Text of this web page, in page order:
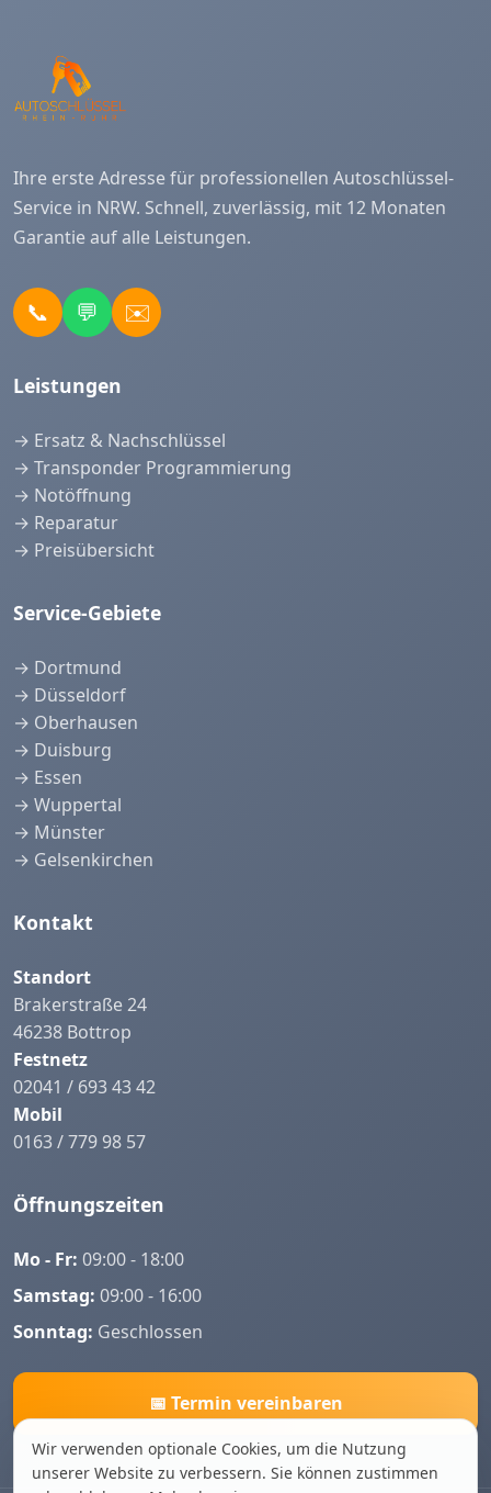
Ihre erste Adresse für professionellen Autoschlüssel-
Service in NRW. Schnell, zuverlässig, mit 12 Monaten
Garantie auf alle Leistungen.
📞 💬 ✉️
Leistungen
→ Ersatz & Nachschlüssel
→ Transponder Programmierung
→ Notöffnung
→ Reparatur
→ Preisübersicht
Service-Gebiete
→ Dortmund
→ Düsseldorf
→ Oberhausen
→ Duisburg
→ Essen
→ Wuppertal
→ Münster
→ Gelsenkirchen
Kontakt
Standort
Brakerstraße 24
46238 Bottrop
Festnetz
02041 / 693 43 42
Mobil
0163 / 779 98 57
Öffnungszeiten
Mo - Fr: 09:00 - 18:00
Samstag: 09:00 - 16:00
Sonntag: Geschlossen
📅 Termin vereinbaren
Wir verwenden optionale Cookies, um die Nutzung
unserer Website zu verbessern. Sie können zustimmen